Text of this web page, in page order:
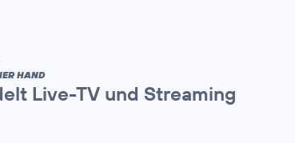
HAND
Live-TV und Streaming